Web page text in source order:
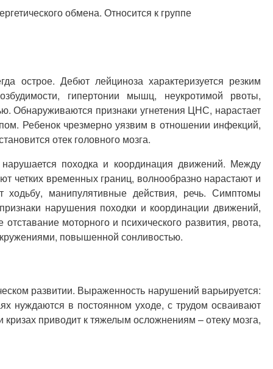
обмена. Относится к группе
острое. Дебют лейциноза характеризуется резким
гипертонии мышц, неукротимой рвоты,
Обнаруживаются признаки угнетения ЦНС, нарастает
Ребенок чрезмерно уязвим в отношении инфекций,
отек головного мозга.
походка и координация движений. Между
четких временных границ, волнообразно нарастают и
ходьбу, манипулятивные действия, речь. Симптомы
нарушения походки и координации движений,
моторного и психического развития, рвота,
повышенной сонливостью.
развитии. Выраженность нарушений варьируется:
нуждаются в постоянном уходе, с трудом осваивают
приводит к тяжелым осложнениям – отеку мозга,